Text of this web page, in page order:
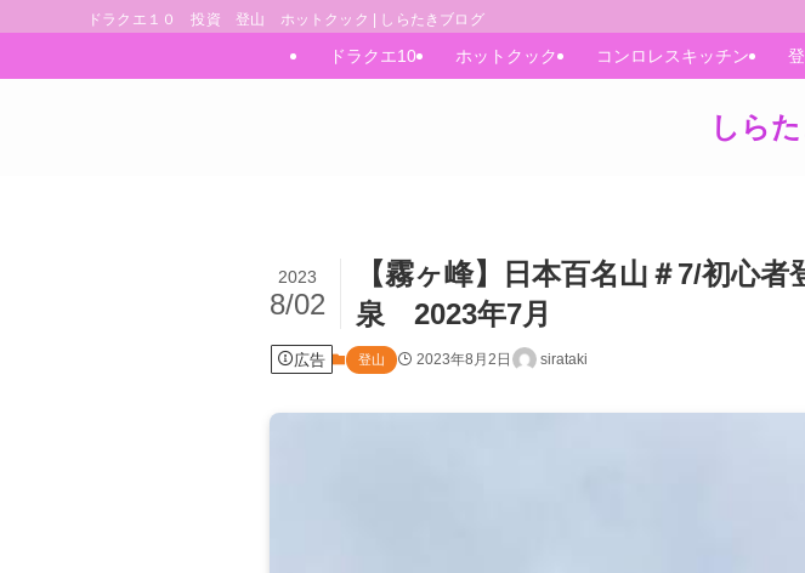
ドラクエ１０ 投資 登山 ホットクック | しらたきブログ
しら
ドラクエ10 ホットクック コンロレスキッチン
【霧ヶ峰】日本百名山＃7/初心
泉 2023年7月
2023
8/02
広告 登山 2023年8月2日 sirataki